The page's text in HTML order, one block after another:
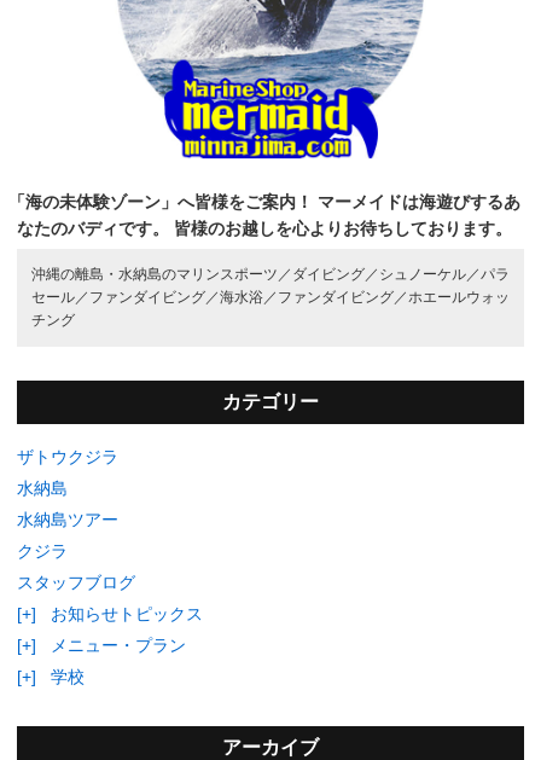
「海の未体験ゾーン」へ皆様をご案内！
マーメイドは海遊びするあ
なたのバディです。
皆様のお越しを心よりお待ちしております。
沖縄の離島・水納島のマリンスポーツ／ ダイビング／ シュノーケル／パラ
セール／ ファンダイビング／海水浴／ ファンダイビング／ホエールウォッ
チング
カテゴリー
ザトウクジラ
水納島
水納島ツアー
クジラ
スタッフブログ
[+]
お知らせトピックス
[+]
メニュー・プラン
[+]
学校
アーカイブ